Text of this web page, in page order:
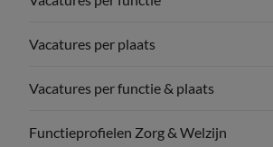
Vacatures per plaats
Vacatures per functie & plaats
Functieprofielen Zorg & Welzijn